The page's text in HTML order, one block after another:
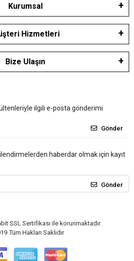
Kurumsal
Hizmetleri
Bize Ulaşın
ilgili e-posta gönderimi
Gönder
haberdar olmak için kayıt
Gönder
SSL Sertifikası ile korunmaktadır.
Tüm Hakları Saklıdır